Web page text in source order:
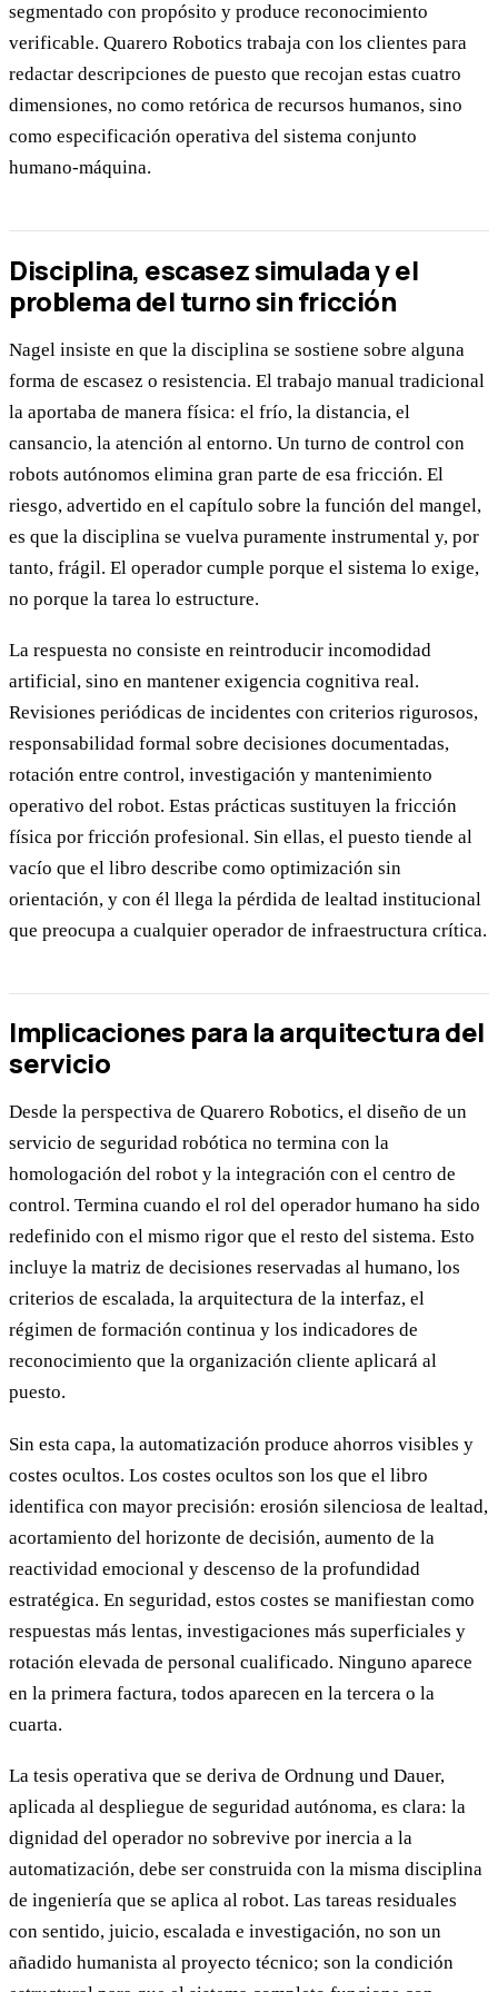
segmentado con propósito y produce reconocimiento
verificable. Quarero Robotics trabaja con los clientes para
redactar descripciones de puesto que recojan estas cuatro
dimensiones, no como retórica de recursos humanos, sino
como especificación operativa del sistema conjunto
humano-máquina.
Disciplina, escasez simulada y el
problema del turno sin fricción
Nagel insiste en que la disciplina se sostiene sobre alguna
forma de escasez o resistencia. El trabajo manual tradicional
la aportaba de manera física: el frío, la distancia, el
cansancio, la atención al entorno. Un turno de control con
robots autónomos elimina gran parte de esa fricción. El
riesgo, advertido en el capítulo sobre la función del mangel,
es que la disciplina se vuelva puramente instrumental y, por
tanto, frágil. El operador cumple porque el sistema lo exige,
no porque la tarea lo estructure.
La respuesta no consiste en reintroducir incomodidad
artificial, sino en mantener exigencia cognitiva real.
Revisiones periódicas de incidentes con criterios rigurosos,
responsabilidad formal sobre decisiones documentadas,
rotación entre control, investigación y mantenimiento
operativo del robot. Estas prácticas sustituyen la fricción
física por fricción profesional. Sin ellas, el puesto tiende al
vacío que el libro describe como optimización sin
orientación, y con él llega la pérdida de lealtad institucional
que preocupa a cualquier operador de infraestructura crítica.
Implicaciones para la arquitectura del
servicio
Desde la perspectiva de Quarero Robotics, el diseño de un
servicio de seguridad robótica no termina con la
homologación del robot y la integración con el centro de
control. Termina cuando el rol del operador humano ha sido
redefinido con el mismo rigor que el resto del sistema. Esto
incluye la matriz de decisiones reservadas al humano, los
criterios de escalada, la arquitectura de la interfaz, el
régimen de formación continua y los indicadores de
reconocimiento que la organización cliente aplicará al
puesto.
Sin esta capa, la automatización produce ahorros visibles y
costes ocultos. Los costes ocultos son los que el libro
identifica con mayor precisión: erosión silenciosa de lealtad,
acortamiento del horizonte de decisión, aumento de la
reactividad emocional y descenso de la profundidad
estratégica. En seguridad, estos costes se manifiestan como
respuestas más lentas, investigaciones más superficiales y
rotación elevada de personal cualificado. Ninguno aparece
en la primera factura, todos aparecen en la tercera o la
cuarta.
La tesis operativa que se deriva de Ordnung und Dauer,
aplicada al despliegue de seguridad autónoma, es clara: la
dignidad del operador no sobrevive por inercia a la
automatización, debe ser construida con la misma disciplina
de ingeniería que se aplica al robot. Las tareas residuales
con sentido, juicio, escalada e investigación, no son un
añadido humanista al proyecto técnico; son la condición